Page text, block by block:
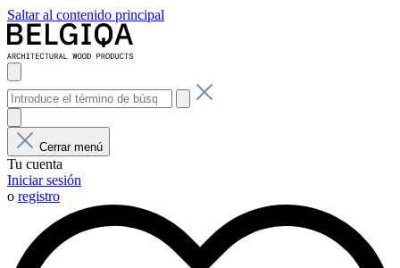
Saltar al contenido principal
Cerrar menú
Tu cuenta
Iniciar sesión
o registro